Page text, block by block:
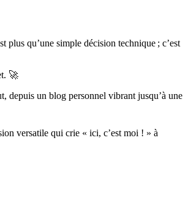
qu’une simple décision technique ; c’est
🚀
depuis un blog personnel vibrant jusqu’à une
versatile qui crie « ici, c’est moi ! » à